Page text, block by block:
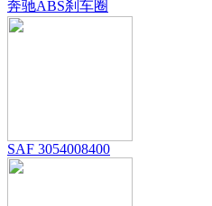
奔驰ABS刹车圈
SAF 3054008400